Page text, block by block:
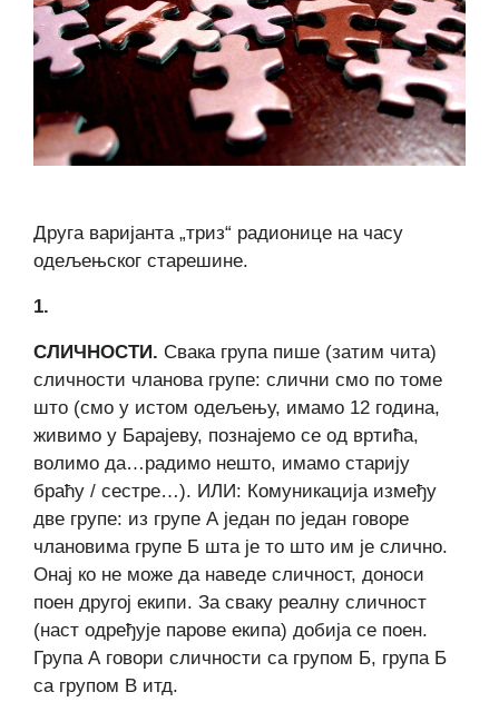
Друга варијанта „триз“ радионице на часу
одељењског старешине.
1.
СЛИЧНОСТИ. Свака група пише (затим чита)
сличности чланова групе: слични смо по томе
што (смо у истом одељењу, имамо 12 година,
живимо у Барајеву, познајемо се од вртића,
волимо да…радимо нешто, имамо старију
браћу / сестре…). ИЛИ: Комуникација између
две групе: из групе А један по један говоре
члановима групе Б шта је то што им је слично.
Онај ко не може да наведе сличност, доноси
поен другој екипи. За сваку реалну сличност
(наст одређује парове екипа) добија се поен.
Група А говори сличности са групом Б, група Б
са групом В итд.